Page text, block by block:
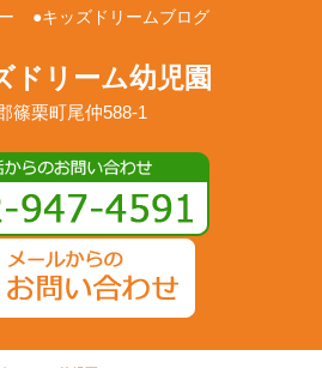
キッズドリームブログ
ドリーム幼児園
篠栗町尾仲588-1